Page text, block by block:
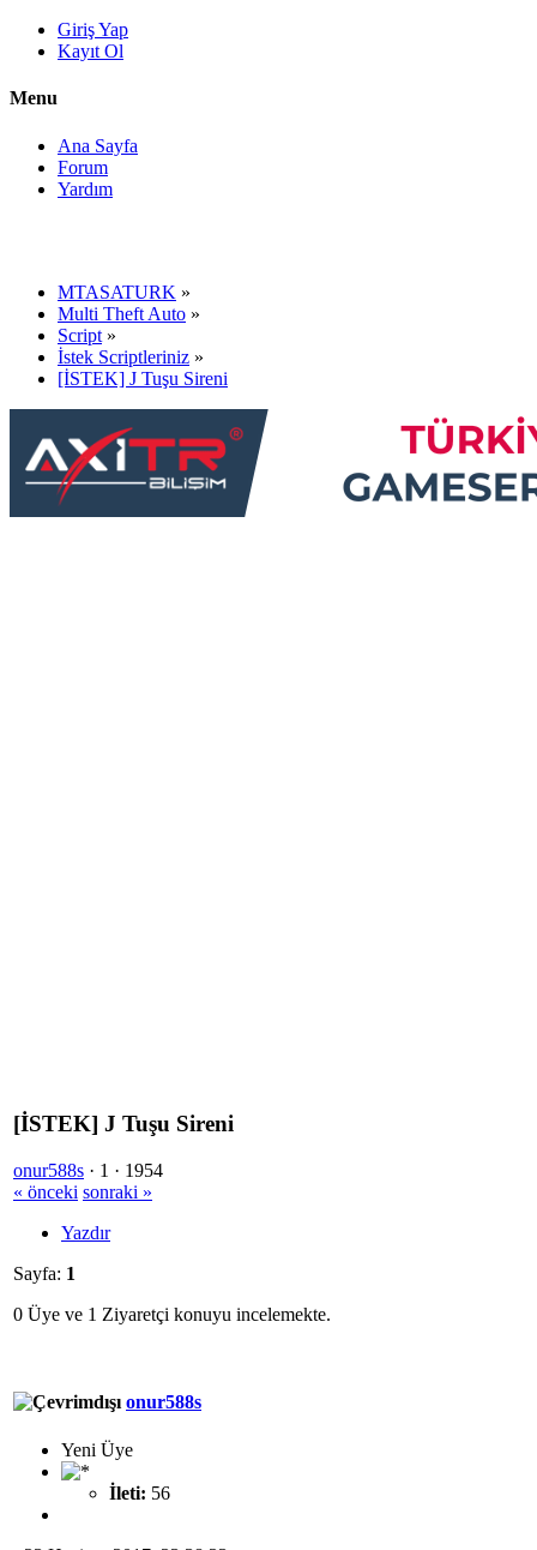
Giriş Yap
Kayıt Ol
Menu
Ana Sayfa
Forum
Yardım
MTASATURK »
Multi Theft Auto »
Script »
İstek Scriptleriniz »
[İSTEK] J Tuşu Sireni
[İSTEK] J Tuşu Sireni
onur588s · 1 · 1954
« önceki sonraki »
Yazdır
Sayfa: 1
0 Üye ve 1 Ziyaretçi konuyu incelemekte.
onur588s
Yeni Üye
İleti: 56